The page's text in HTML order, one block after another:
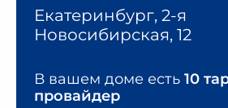
Екатеринбург, 2-я
Новосибирская, 12
В вашем доме есть 10
провайдер